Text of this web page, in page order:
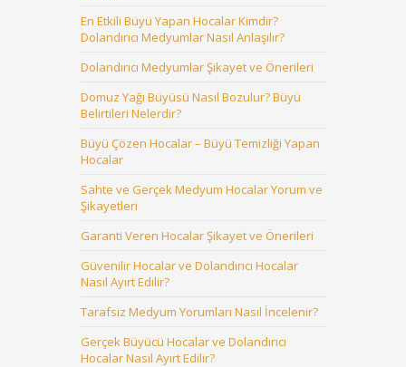
En Etkili Büyü Yapan Hocalar Kimdir?
Dolandırıcı Medyumlar Nasıl Anlaşılır?
Dolandırıcı Medyumlar Şikayet ve Önerileri
Domuz Yağı Büyüsü Nasıl Bozulur? Büyü
Belirtileri Nelerdir?
Büyü Çözen Hocalar – Büyü Temizliği Yapan
Hocalar
Sahte ve Gerçek Medyum Hocalar Yorum ve
Şikayetleri
Garanti Veren Hocalar Şikayet ve Önerileri
Güvenilir Hocalar ve Dolandırıcı Hocalar
Nasıl Ayırt Edilir?
Tarafsız Medyum Yorumları Nasıl İncelenir?
Gerçek Büyücü Hocalar ve Dolandırıcı
Hocalar Nasıl Ayırt Edilir?